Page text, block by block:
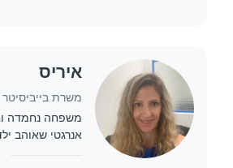
איריס
משרת
משפחה נחמדה
אנרגטי שאוהב